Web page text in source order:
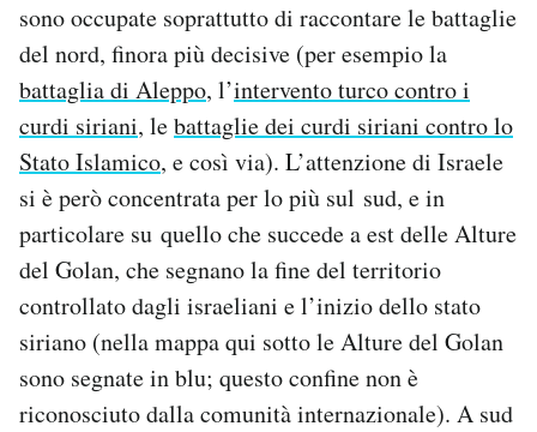
sono occupate soprattutto di raccontare le battaglie
del nord, finora più decisive (per esempio la
battaglia di Aleppo, l’intervento turco contro i
curdi siriani, lebattaglie dei curdi siriani contro lo
Stato Islamico, e così via). L’attenzione di Israele
si è però concentrata per lo più sul sud, e in
particolare su quello che succede a est delle Alture
del Golan, che segnano la fine del territorio
controllato dagli israeliani e l’inizio dello stato
siriano (nella mappa qui sotto le Alture del Golan
sono segnate in blu; questo confine non è
riconosciuto dalla comunità internazionale). A sud